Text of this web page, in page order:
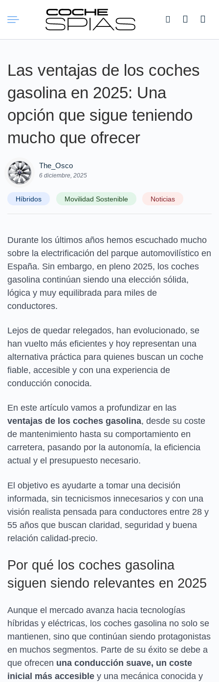
Buscar:
Las ventajas de los coches
gasolina en 2025: Una
opción que sigue teniendo
mucho que ofrecer
The_Osco
6 diciembre, 2025
Híbridos Movilidad Sostenible Noticias
Durante los últimos años hemos escuchado mucho
sobre la electrificación del parque automovilístico en
España. Sin embargo, en pleno 2025, los coches
gasolina continúan siendo una elección sólida,
lógica y muy equilibrada para miles de
conductores.
Lejos de quedar relegados, han evolucionado, se
han vuelto más eficientes y hoy representan una
alternativa práctica para quienes buscan un coche
fiable, accesible y con una experiencia de
conducción conocida.
En este artículo vamos a profundizar en las
ventajas de los coches gasolina, desde su coste
de mantenimiento hasta su comportamiento en
carretera, pasando por la autonomía, la eficiencia
actual y el presupuesto necesario.
El objetivo es ayudarte a tomar una decisión
informada, sin tecnicismos innecesarios y con una
visión realista pensada para conductores entre 28 y
55 años que buscan claridad, seguridad y buena
relación calidad-precio.
Por qué los coches gasolina
siguen siendo relevantes en 2025
Aunque el mercado avanza hacia tecnologías
híbridas y eléctricas, los coches gasolina no solo se
mantienen, sino que continúan siendo protagonistas
en muchos segmentos. Parte de su éxito se debe a
que ofrecen una conducción suave, un coste
inicial más accesible y una mecánica conocida y